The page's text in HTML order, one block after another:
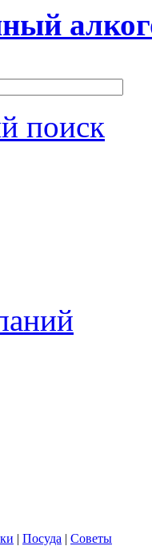
поиск
| Посуда | Советы